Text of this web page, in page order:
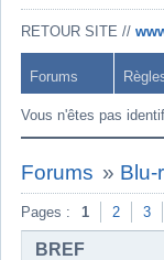
RETOUR SITE //
Forums
Vous n'êtes pas
Forums » Blu-
Pages : 1 2 3
BREF